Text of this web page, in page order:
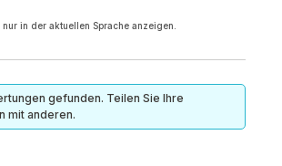
nur in der aktuellen Sprache anzeigen.
gefunden. Teilen Sie Ihre
mit anderen.